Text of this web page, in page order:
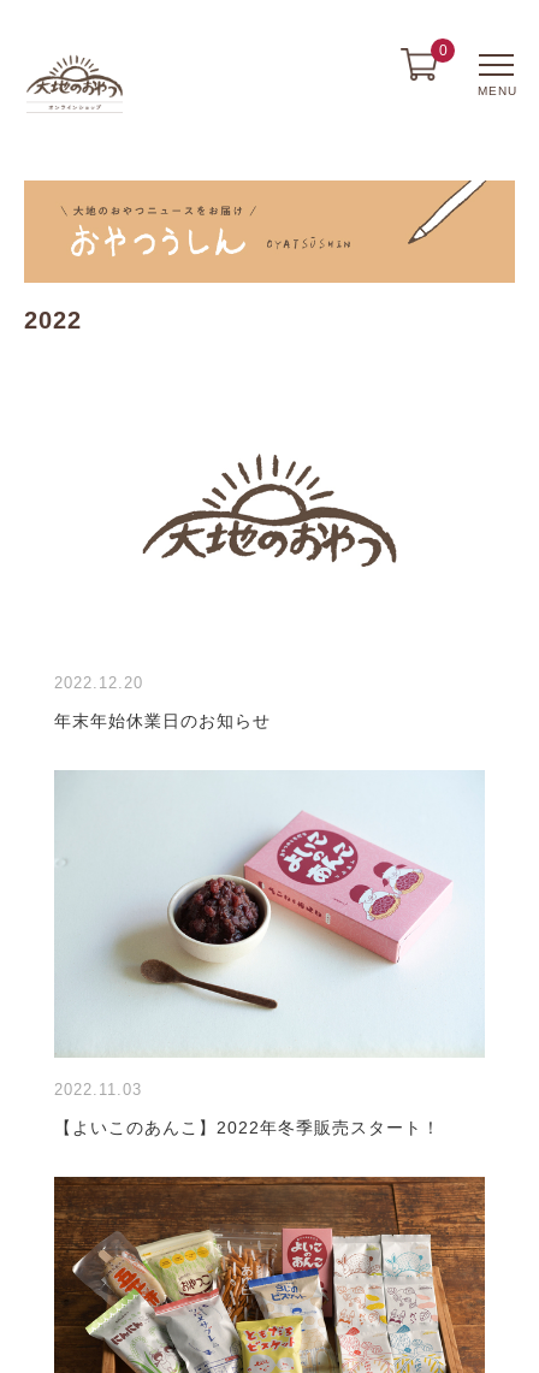
0
MENU
2022
2022.12.20
年末年始休業日のお知らせ
2022.11.03
【よいこのあんこ】2022年冬季販売スタート！